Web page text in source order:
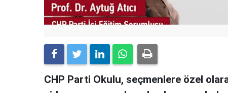
CHP Parti Okulu, seçmenlere özel